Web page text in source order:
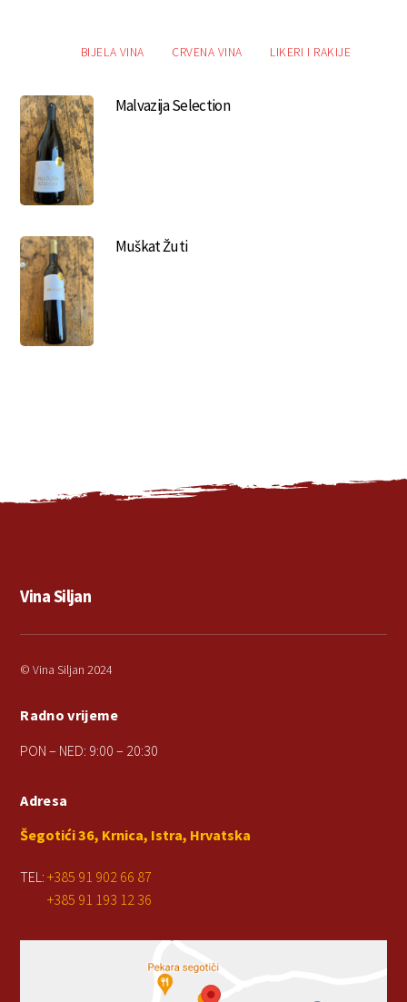
BIJELA VINA CRVENA VINA LIKERI I RAKIJE
Malvazija Selection
Muškat Žuti
Vina Siljan
© Vina Siljan 2024
Radno vrijeme
PON – NED: 9:00 – 20:30
Adresa
Šegotići 36, Krnica, Istra, Hrvatska
TEL:+385 91 902 66 87
+385 91 193 12 36